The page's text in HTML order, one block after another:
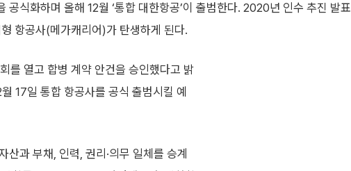
공식화하며 올해 12월 ‘통합 대한항공’이 출범한다. 2020년 인수 추진 발표
항공사(메가캐리어)가 탄생하게 된다.
를 열고 합병 계약 안건을 승인했다고 밝
17일 통합 항공사를 공식 출범시킬 예
과 부채, 인력, 권리·의무 일체를 승계